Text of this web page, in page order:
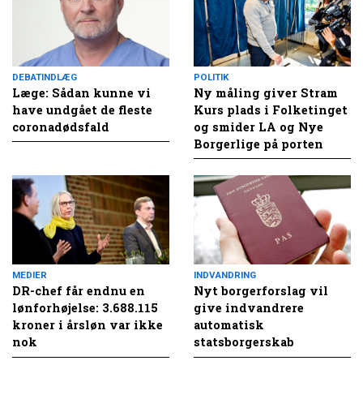
DEBATINDLÆG
Læge: Sådan kunne vi
have undgået de fleste
coronadødsfald
POLITIK
Ny måling giver Stram
Kurs plads i Folketinget
og smider LA og Nye
Borgerlige på porten
MEDIER
DR-chef får endnu en
lønforhøjelse: 3.688.115
kroner i årsløn var ikke
nok
INDVANDRING
Nyt borgerforslag vil
give indvandrere
automatisk
statsborgerskab